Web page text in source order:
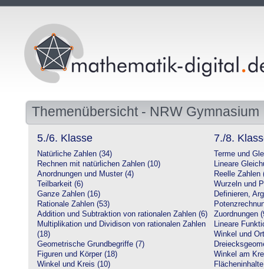
Themenübersicht - NRW Gymnasium
5./6. Klasse
Natürliche Zahlen (34)
Rechnen mit natürlichen Zahlen (10)
Anordnungen und Muster (4)
Teilbarkeit (6)
Ganze Zahlen (16)
Rationale Zahlen (53)
Addition und Subtraktion von rationalen Zahlen (6)
Multiplikation und Dividison von rationalen Zahlen
(18)
Geometrische Grundbegriffe (7)
Figuren und Körper (18)
Winkel und Kreis (10)
7./8.
Terme und
Lineare
Reelle Zahlen
Wurzeln und
Definieren,
Zuordnungen
Lineare
Winkel und
Winkel am